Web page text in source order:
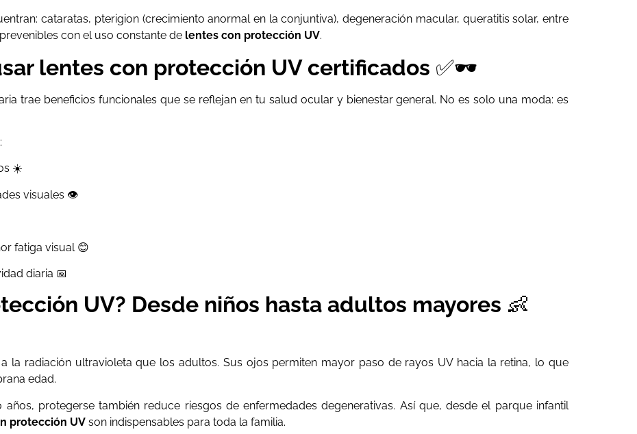
cataratas, pterigion (crecimiento anormal en la conjuntiva), degeneración macular, queratitis solar, entre
con el uso constante de lentes con protección UV.
lentes con protección UV certificados ✅🕶️
trae beneficios funcionales que se reflejan en tu salud ocular y bienestar general. No es solo una moda: es
☀️
visuales 👁️
fatiga visual 😊
diaria 📅
UV? Desde niños hasta adultos mayores 👶
la radiación ultravioleta que los adultos. Sus ojos permiten mayor paso de rayos UV hacia la retina, lo que
edad.
protegerse también reduce riesgos de enfermedades degenerativas. Así que, desde el parque infantil
protección UV son indispensables para toda la familia.